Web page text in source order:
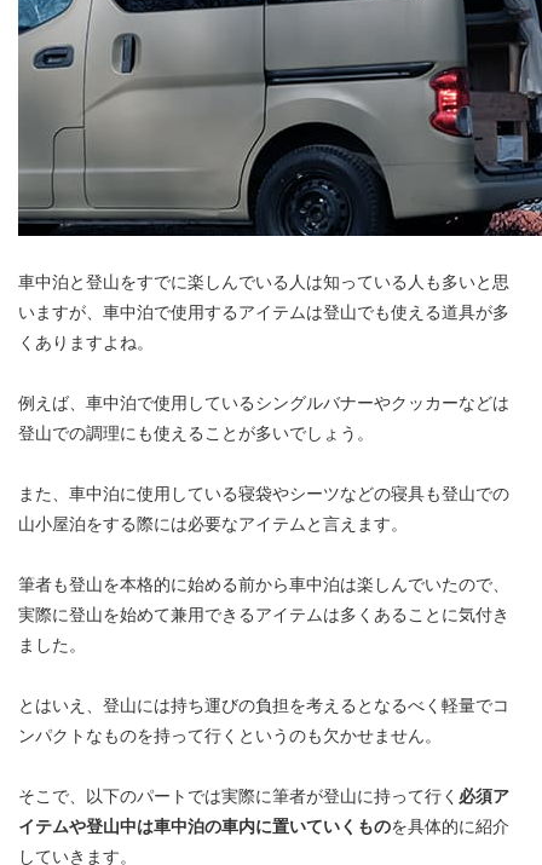
車中泊と登山をすでに楽しんでいる人は知っている人も多いと思
いますが、車中泊で使用するアイテムは登山でも使える道具が多
くありますよね。
例えば、車中泊で使用しているシングルバナーやクッカーなどは
登山での調理にも使えることが多いでしょう。
また、車中泊に使用している寝袋やシーツなどの寝具も登山での
山小屋泊をする際には必要なアイテムと言えます。
筆者も登山を本格的に始める前から車中泊は楽しんでいたので、
実際に登山を始めて兼用できるアイテムは多くあることに気付き
ました。
とはいえ、登山には持ち運びの負担を考えるとなるべく軽量でコ
ンパクトなものを持って行くというのも欠かせません。
そこで、以下のパートでは実際に筆者が登山に持って行く 必須ア
イテムや登山中は車中泊の車内に置いていくものを具体的に紹介
していきます。